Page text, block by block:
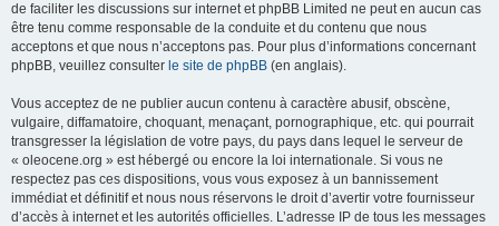
de faciliter les discussions sur internet et phpBB Limited ne peut en aucun cas
être tenu comme responsable de la conduite et du contenu que nous
acceptons et que nous n’acceptons pas. Pour plus d’informations concernant
phpBB, veuillez consulter le site de phpBB (en anglais).
Vous acceptez de ne publier aucun contenu à caractère abusif, obscène,
vulgaire, diffamatoire, choquant, menaçant, pornographique, etc. qui pourrait
transgresser la législation de votre pays, du pays dans lequel le serveur de
« oleocene.org » est hébergé ou encore la loi internationale. Si vous ne
respectez pas ces dispositions, vous vous exposez à un bannissement
immédiat et définitif et nous nous réservons le droit d’avertir votre fournisseur
d’accès à internet et les autorités officielles. L’adresse IP de tous les messages